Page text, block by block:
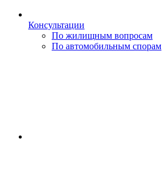
Консультации
По жилищным вопросам
По автомобильным спорам